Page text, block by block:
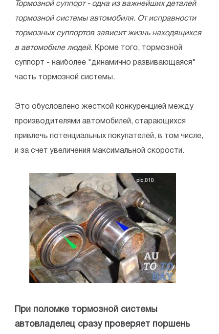
Тормозной суппорт - одна из важнейших деталей
тормозной системы автомобиля. От исправности
тормозных суппортов зависит жизнь находящихся
в автомобиле людей. Кроме того, тормозной
суппорт - наиболее "динамично развивающаяся"
часть тормозной системы.
Это обусловлено жесткой конкуренцией между
производителями автомобилей, старающихся
привлечь потенциальных покупателей, в том числе,
и за счет увеличения максимальной скорости.
При поломке тормозной системы
автовладелец сразу проверяет поршень